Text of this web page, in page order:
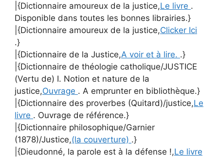
|{Dictionnaire amoureux de la justice,Le livre .
Disponible dans toutes les bonnes librairies.}
|{Dictionnaire amoureux de la justice,Clicker Ici
.}
|{Dictionnaire de la Justice,A voir et à lire. .}
|{Dictionnaire de théologie catholique/JUSTICE
(Vertu de) I. Notion et nature de la
justice,Ouvrage . A emprunter en bibliothèque.}
|{Dictionnaire des proverbes (Quitard)/justice,Le
livre . Ouvrage de référence.}
|{Dictionnaire philosophique/Garnier
(1878)/Justice,(la couverture) .}
|{Dieudonné, la parole est à la défense !,Le livre